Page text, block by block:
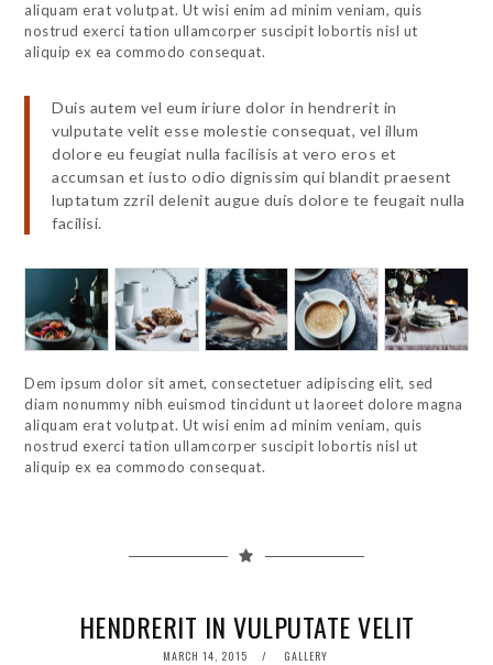
aliquam erat volutpat. Ut wisi enim ad minim veniam, quis
nostrud exerci tation ullamcorper suscipit lobortis nisl ut
aliquip ex ea commodo consequat.
Duis autem vel eum iriure dolor in hendrerit in
vulputate velit esse molestie consequat, vel illum
dolore eu feugiat nulla facilisis at vero eros et
accumsan et iusto odio dignissim qui blandit praesent
luptatum zzril delenit augue duis dolore te feugait nulla
facilisi.
Dem ipsum dolor sit amet, consectetuer adipiscing elit, sed
diam nonummy nibh euismod tincidunt ut laoreet dolore magna
aliquam erat volutpat. Ut wisi enim ad minim veniam, quis
nostrud exerci tation ullamcorper suscipit lobortis nisl ut
aliquip ex ea commodo consequat.
HENDRERIT IN VULPUTATE VELIT
POSTED
MARCH 14, 2015 GALLERY